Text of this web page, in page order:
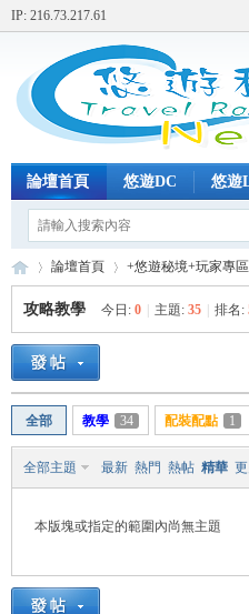
IP: 216.73.217.61
論壇首頁 悠遊DC 悠遊
悠
»
論壇首頁 +悠遊秘境+玩家專區
攻略教學 今日: 0 主題: 35 排名:
全部 教學 34 配裝配點 1
全部主題 最新 熱門 熱帖 精華
本版塊或指定的範圍內尚無主題